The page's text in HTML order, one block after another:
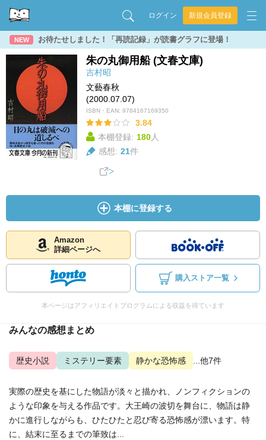
ログイン 新規会員登録
NEW お待たせしました！「再読記録」が読書グラフに登場！
朱の丸御用船 (文春文庫)
吉村昭
文藝春秋
(2000.07.07)
ISBN・EAN: 9784167169350
3.84
本棚登録: 180人
感想: 21件
本棚に登録する
Amazon
詳細ページへ
購入ストア一覧
本ページはアフィリエイトプログラムによる収益を得ています
みんなの感想まとめ
歴史小説 ミステリー要素 静かな恐怖感 ...他7件
実際の歴史を基にした物語が淡々と描かれ、ノンフィクションの
ような印象を与える作品です。大王崎の波切を舞台に、物語は静
かに進行しながらも、ひたひたと忍び寄る恐怖感が漂います。特
に、結末に至るまでの筆致は...